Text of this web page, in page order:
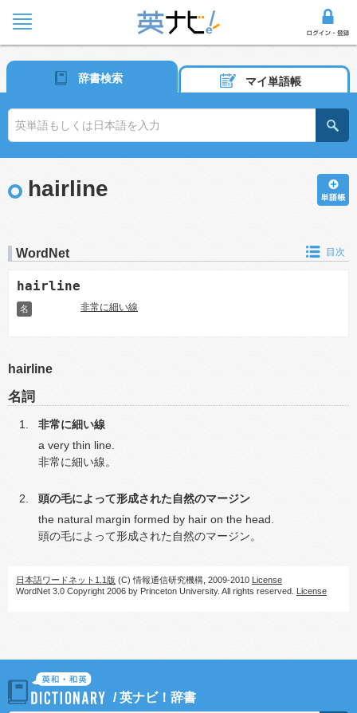
辞書検索 マイ単語帳
hairline
WordNet 目次
hairline
名 非常に細い線
hairline
名詞
非常に細い線
a very thin line.
非常に細い線。
頭の毛によって形成された自然のマージン
the natural margin formed by hair on the head.
頭の毛によって形成された自然のマージン。
日本語ワードネット1.1版 (C) 情報通信研究機構, 2009-2010 License
WordNet 3.0 Copyright 2006 by Princeton University. All rights reserved. License
/英ナビ！辞書